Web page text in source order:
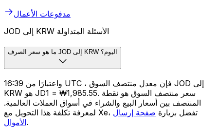
مدفوعات الأعمال
JOD إلى KRW الأسئلة المتداولة
ما هو سعر الصرف JOD إلى KRW اليوم؟
واعتبارًا من 16:39 UTC ، فإن معدل منتصف السوق JOD إلى
KRW هو JD1 = ₩1,985.55. سعر منتصف السوق هو نقطة
المنتصف بين أسعار البيع والشراء في أسواق العملات العالمية.
لمعرفة تكلفة هذا التحويل مع Xe، تفضل بزيارة صفحة إرسال
الأموال.